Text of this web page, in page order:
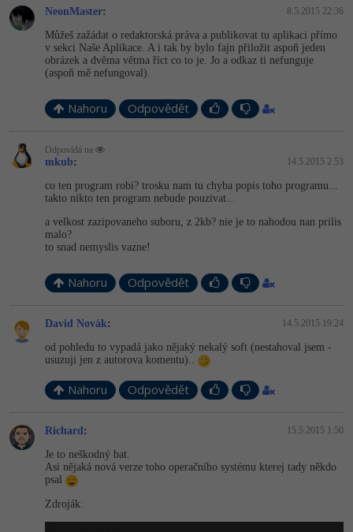
Copywriter
WordPress specialista
SEO specialista
Algoritmy
Umělá inteligence (AI) -10%
Pro děti
Více
Kurzy e-commerce
Testování softwaru
Datová analýza
Digitální gramotnost
Marketing -30%
WordPress
HTML/CSS -80%
Adobe Illustrator -80%
-30%
-25%
Adobe After Effects
Blog
Kariéra
Pro firmy
NeonMaster: 8.5.2015 22:36
Můžeš zažádat o redaktorská práva a publikovat tu aplikaci přímo
v sekci Naše Aplikace. A i tak by bylo fajn přiložit aspoň jeden
obrázek a dvěma větma říct co to je. Jo a odkaz ti nefunguje
(aspoň mě nefungoval).
Nahoru Odpovědět
Odpovídá na
mkub: 14.5.2015 2:53
co ten program robi? trosku nam tu chyba popis toho programu...
takto nikto ten program nebude pouzivat...
a velkost zazipovaneho suboru, z 2kb? nie je to nahodou nan prilis
malo?
to snad nemyslis vazne!
Nahoru Odpovědět
David Novák: 14.5.2015 19:24
od pohledu to vypadá jako nějaký nekalý soft (nestahoval jsem -
usuzuji jen z autorova komentu)..
Nahoru Odpovědět
Richard: 15.5.2015 1:50
Je to neškodný bat.
Asi nějaká nová verze toho operačního systému kterej tady někdo
psal
Zdroják: